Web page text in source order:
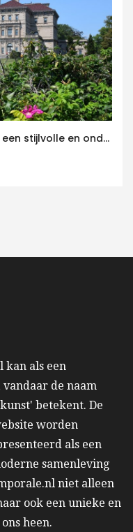
Tuinontwerp laten maken voor een stijlvolle en onderhoudsvriendelijke villatuin
kan als een
de naam
betekent. De
worden
als een
samenleving
niet alleen
ook een unieke en
heen.